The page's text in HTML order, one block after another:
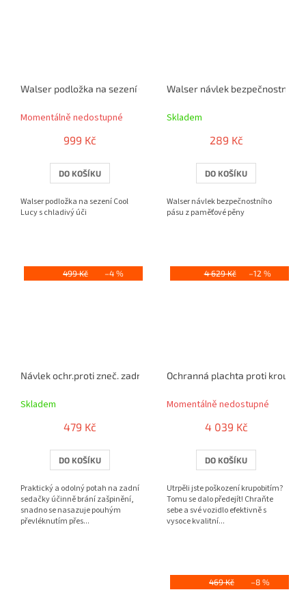
Walser podložka na sezení Cool Lucy s chladivý úči
Momentálně nedostupné
999 Kč
DO KOŠÍKU
Walser podložka na sezení Cool
Lucy s chladivý úči
Walser návlek bezpečnostního
Skladem
289 Kč
DO KOŠÍKU
Walser návlek bezpečnostního
pásu z paměťové pěny
499 Kč –4 %
Návlek ochr.proti zneč. zadní Outdoor Sports černý
Skladem
479 Kč
DO KOŠÍKU
Praktický a odolný potah na zadní
sedačky účinně brání zašpinění,
snadno se nasazuje pouhým
převléknutím přes...
4 629 Kč –12 %
Ochranná plachta proti
Momentálně nedostupné
4 039 Kč
DO KOŠÍKU
Utrpěli jste poškození krupobitím?
Tomu se dalo předejít! Chraňte
sebe a své vozidlo efektivně s
vysoce kvalitní...
469 Kč –8 %